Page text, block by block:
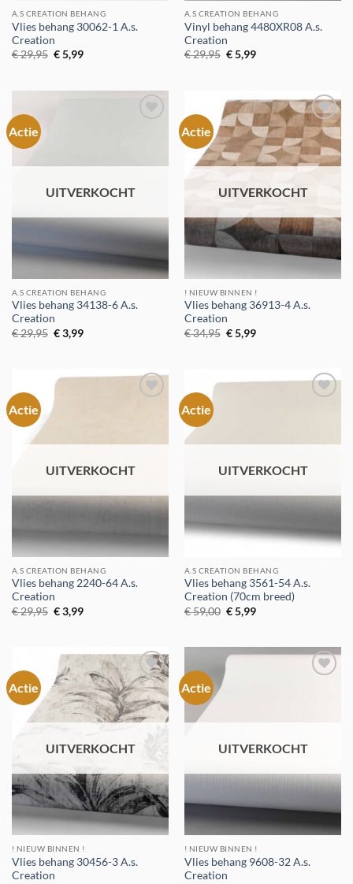
A.S CREATION BEHANG
Vlies behang 30062-1 A.s.
Creation
€29,95 Oorspronkelijke
prijs
€5,99Huidige
A.S CREATION BEHANG
Vinyl behang 4480XR08 A.s.
Creation
€29,95 Oorspronkelijke
prijs
€5,99Huidige
Actie
UITVERKOCHT
A.S CREATION BEHANG
Vlies behang 34138-6 A.s.
Creation
€29,95 Oorspronkelijke
prijs
€3,99Huidige
Actie
Toevoegen
aan
verlanglijst
UITVERKOCHT
! NIEUW BINNEN !
Vlies behang 36913-4 A.s.
Creation
€34,95 Oorspronkelijke
prijs
€5,99Huidige
Actie
UITVERKOCHT
A.S CREATION BEHANG
Vlies behang 2240-64 A.s.
Creation
€29,95 Oorspronkelijke
prijs
€3,99Huidige
Actie
UITVERKOCHT
A.S CREATION BEHANG
Vlies behang 3561-54 A.s.
Creation (70cm breed)
€59,00 Oorspronkelijke
prijs
€5,99Huidige
Actie
Toevoegen
aan
verlanglijst
UITVERKOCHT
! NIEUW BINNEN !
Vlies behang 30456-3 A.s.
Creation
Actie
UITVERKOCHT
! NIEUW BINNEN !
Vlies behang 9608-32 A.s.
Creation